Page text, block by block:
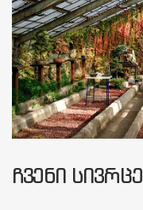
ᲩᲕᲔᲜᲘ ᲡᲘᲕᲠᲪᲔ